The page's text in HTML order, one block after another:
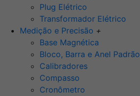
Plug Elétrico
Transformador Elétrico
Medição e Precisão +
Base Magnética
Bloco, Barra e Anel Padrão
Calibradores
Compasso
Cronômetro